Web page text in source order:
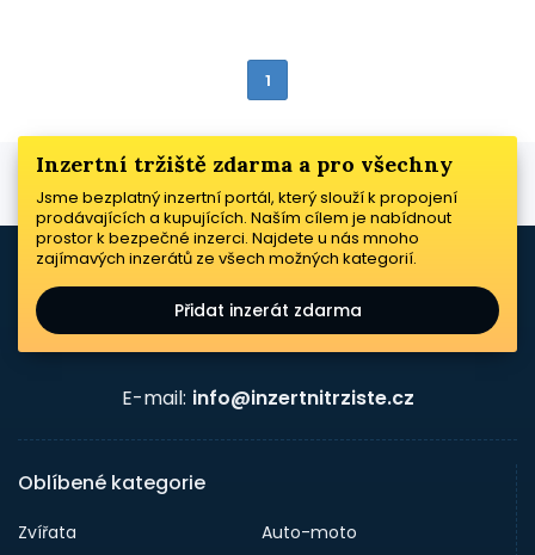
1
Inzertní tržiště zdarma a pro všechny
Jsme bezplatný inzertní portál, který slouží k propojení
prodávajících a kupujících. Naším cílem je nabídnout
prostor k bezpečné inzerci. Najdete u nás mnoho
zajímavých inzerátů ze všech možných kategorií.
Přidat inzerát zdarma
E-mail: info@inzertnitrziste.cz
Oblíbené kategorie
Zvířata
Auto-moto